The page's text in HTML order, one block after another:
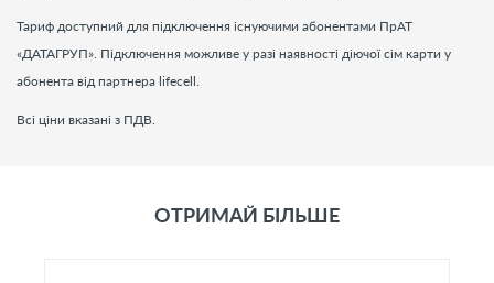
Тариф доступний для підключення існуючими абонентами ПрАТ
«ДАТАГРУП». Підключення можливе у разі наявності діючої сім карти у
абонента від партнера lifecell.
Всі ціни вказані з ПДВ.
ОТРИМАЙ БІЛЬШЕ